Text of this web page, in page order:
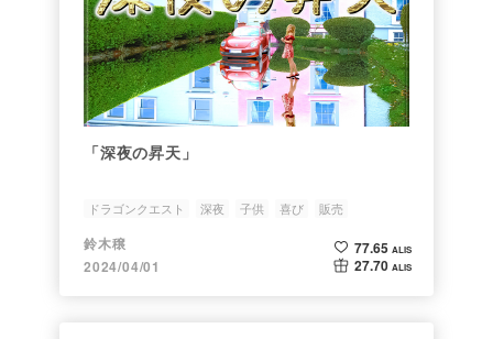
「深夜の昇天」
ドラゴンクエスト 深夜 子供 喜び 販売
鈴木穣
2024/04/01
77.65 ALIS
27.70 ALIS